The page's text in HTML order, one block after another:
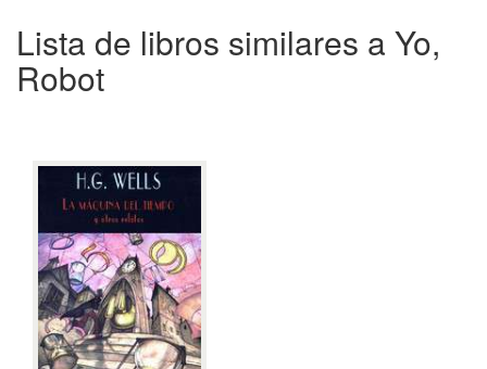
Lista de libros similares a Yo,
Robot